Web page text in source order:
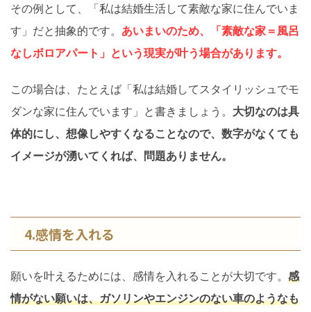
その例として、「私は結婚生活して素敵な家に住んでいま
す」だと抽象的です。 あいまいのため、「素敵な家＝ 風呂
なしボロアパート」という現実が叶う場合があります。
この場合は、たとえば「私は結婚してスタイリッシュでモ
ダンな家に住んでいます」と書きましょう。 大切なのは具
体的にし、想像しやすくなることなので、数字がなくても
イメージが湧いてくれば、問題ありません。
4.感情を入れる
願いを叶えるためには、感情を入れることが大切です。 感
情がない願いは、ガソリンやエンジンのない車のようなも